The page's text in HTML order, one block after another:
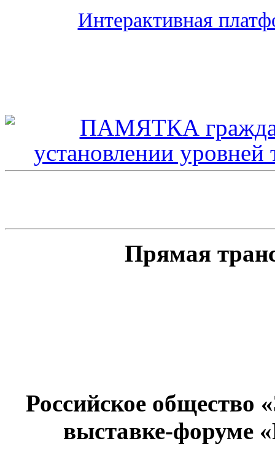
Интерактивная
Прямая
Российское общество
выставке-форуме